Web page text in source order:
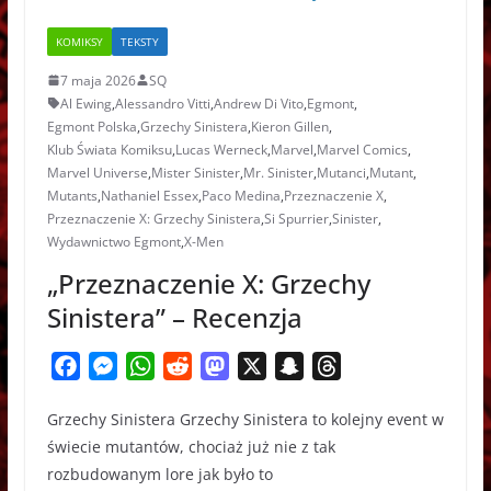
KOMIKSY TEKSTY
7 maja 2026
SQ
Al Ewing,Alessandro Vitti,Andrew Di Vito,Egmont,
Egmont Polska,Grzechy Sinistera,Kieron Gillen,
Klub Świata Komiksu,Lucas Werneck,Marvel,Marvel Comics,
Marvel Universe,Mister Sinister,Mr. Sinister,Mutanci,Mutant,
Mutants,Nathaniel Essex,Paco Medina,Przeznaczenie X,
Przeznaczenie X: Grzechy Sinistera,Si Spurrier,Sinister,
Wydawnictwo Egmont,X-Men
„Przeznaczenie X: Grzechy
Sinistera” – Recenzja
c
e
b
M
s
s
e
W
a
t
s
d
d
i
M
s
t
o
a
p
r
Grzechy Sinistera Grzechy Sinistera to kolejny event w
świecie mutantów, chociaż już nie z tak
rozbudowanym lore jak było to